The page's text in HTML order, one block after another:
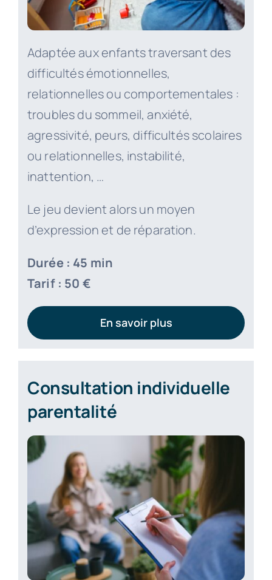
Adaptée aux enfants traversant des
difficultés émotionnelles,
relationnelles ou comportementales :
troubles du sommeil, anxiété,
agressivité, peurs, difficultés scolaires
ou relationnelles, instabilité,
inattention, …
Le jeu devient alors un moyen
d’expression et de réparation.
Durée : 45 min
Tarif : 50 €
En savoir plus
Consultation individuelle
parentalité